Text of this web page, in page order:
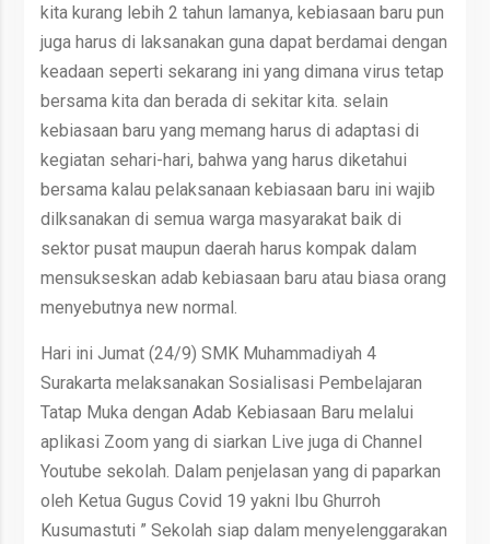
kita kurang lebih 2 tahun lamanya, kebiasaan baru pun
juga harus di laksanakan guna dapat berdamai dengan
keadaan seperti sekarang ini yang dimana virus tetap
bersama kita dan berada di sekitar kita. selain
kebiasaan baru yang memang harus di adaptasi di
kegiatan sehari-hari, bahwa yang harus diketahui
bersama kalau pelaksanaan kebiasaan baru ini wajib
dilksanakan di semua warga masyarakat baik di
sektor pusat maupun daerah harus kompak dalam
mensukseskan adab kebiasaan baru atau biasa orang
menyebutnya new normal.
Hari ini Jumat (24/9) SMK Muhammadiyah 4
Surakarta melaksanakan Sosialisasi Pembelajaran
Tatap Muka dengan Adab Kebiasaan Baru melalui
aplikasi Zoom yang di siarkan Live juga di Channel
Youtube sekolah. Dalam penjelasan yang di paparkan
oleh Ketua Gugus Covid 19 yakni Ibu Ghurroh
Kusumastuti ” Sekolah siap dalam menyelenggarakan